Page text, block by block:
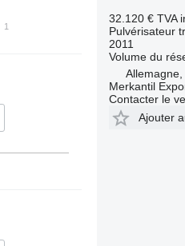
32.120 € TVA
Pulvérisateur
2011
Volume du
Merkantil
Contacter le
Ajouter